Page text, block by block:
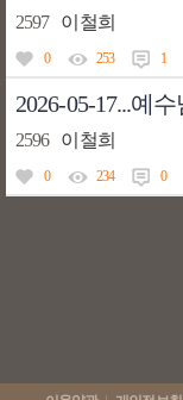
2597 이철희
0 253 1
2026-05-17...예
2596 이철희
0 234 0